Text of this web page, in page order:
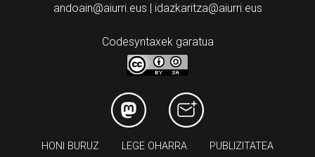
andoain@aiurri.eus | idazkaritza@aiurri.eus
Codesyntaxek garatua
HONI BURUZ LEGE OHARRA PUBLIZITATEA